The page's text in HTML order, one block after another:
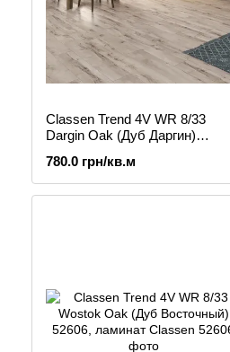
Classen Trend 4V WR 8/33
Dargin Oak (Дуб Даргин)
780.0 грн/кв.м